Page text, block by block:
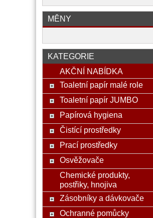
MĚNY
KATEGORIE
AKČNÍ NABÍDKA
Toaletní papír malé role
Toaletní papír JUMBO
Papírová hygiena
Čistící prostředky
Prací prostředky
Osvěžovače
Chemické produkty,
postřiky, hnojiva
Zásobníky a dávkovače
Ochranné pomůcky